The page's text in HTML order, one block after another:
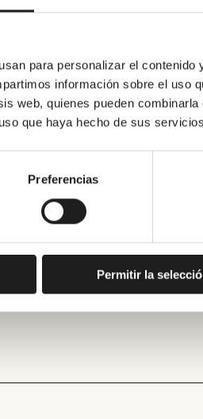
para personalizar el
información sobre el uso
web, quienes pueden
que haya hecho de sus
Preferencias
Permitir la
de